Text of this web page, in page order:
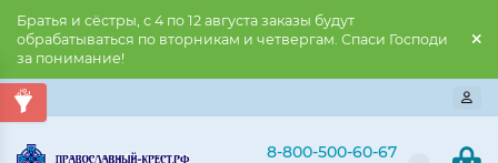
Братья и сёстры, с 4 по 12 августа заказы будут
обрабатываться по вторникам и четвергам. Спаси Господи
за понимание!
8-800-500-60-67